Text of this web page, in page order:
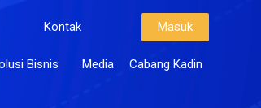
Kontak Masuk
Bisnis Media Cabang Kadin